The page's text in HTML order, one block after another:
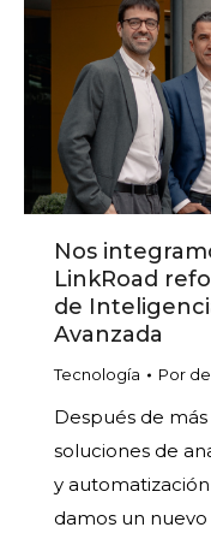
Nos
LinkRoad
de
Avanzada
Tecnología Por
Después de
soluciones de
y
damos un